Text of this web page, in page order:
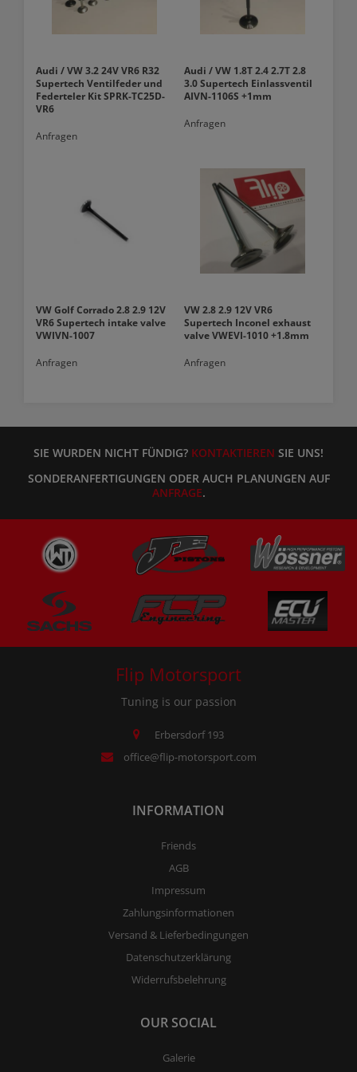
Audi / VW 3.2 24V VR6 R32
Supertech Ventilfeder und
Federteler Kit SPRK-TC25D-
VR6
Anfragen
Audi / VW 1.8T 2.4 2.7T 2.8
3.0 Supertech Einlassventil
AIVN-1106S +1mm
Anfragen
VW Golf Corrado 2.8 2.9 12V
VR6 Supertech intake valve
VWIVN-1007
Anfragen
VW 2.8 2.9 12V VR6
Supertech Inconel exhaust
valve VWEVI-1010 +1.8mm
Anfragen
SIE WURDEN NICHT FÜNDIG? KONTAKTIEREN SIE UNS!
SONDERANFERTIGUNGEN ODER AUCH PLANUNGEN AUF
ANFRAGE.
Flip Motorsport
Tuning is our passion
Erbersdorf 193
office@flip-motorsport.com
INFORMATION
Friends
AGB
Impressum
Zahlungsinformationen
Versand & Lieferbedingungen
Datenschutzerklärung
Widerrufsbelehrung
OUR SOCIAL
Galerie